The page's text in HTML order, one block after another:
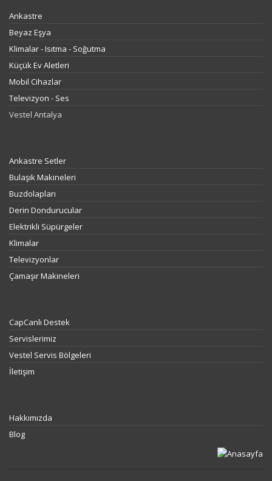
Ankastre
Beyaz Eşya
Klimalar - Isıtma - Soğutma
Küçük Ev Aletleri
Mobil Cihazlar
Televizyon - Ses
Vestel Antalya
Ankastre Setler
Bulaşık Makineleri
Buzdolapları
Derin Dondurucular
Elektrikli Süpürgeler
Klimalar
Televizyonlar
Çamaşır Makineleri
CapCanlı Destek
Servislerimiz
Vestel Servis Bölgeleri
İletişim
Hakkımızda
Blog